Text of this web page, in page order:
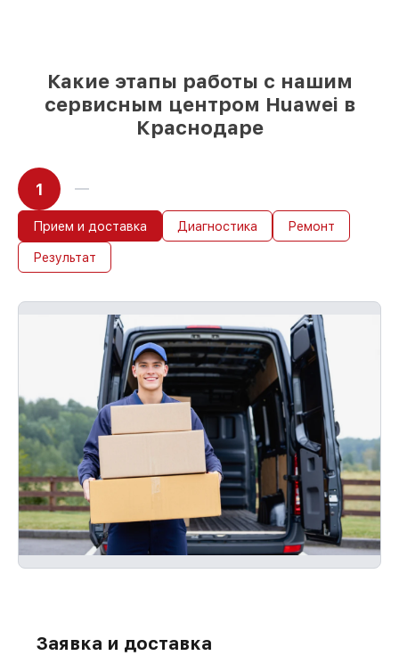
Какие этапы работы с нашим
сервисным центром Huawei в
Краснодаре
1
Прием и доставка Диагностика Ремонт
Результат
Заявка и доставка